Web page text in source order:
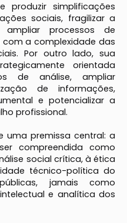
simplificações
sociais, fragilizar a
processos de
a complexidade das
Por outro lado, sua
orientada
de análise, ampliar
de informações,
e potencializar a
profissional.
uma premissa central: a
compreendida como
social crítica, à ética
técnico-política do
jamais como
e analítica dos